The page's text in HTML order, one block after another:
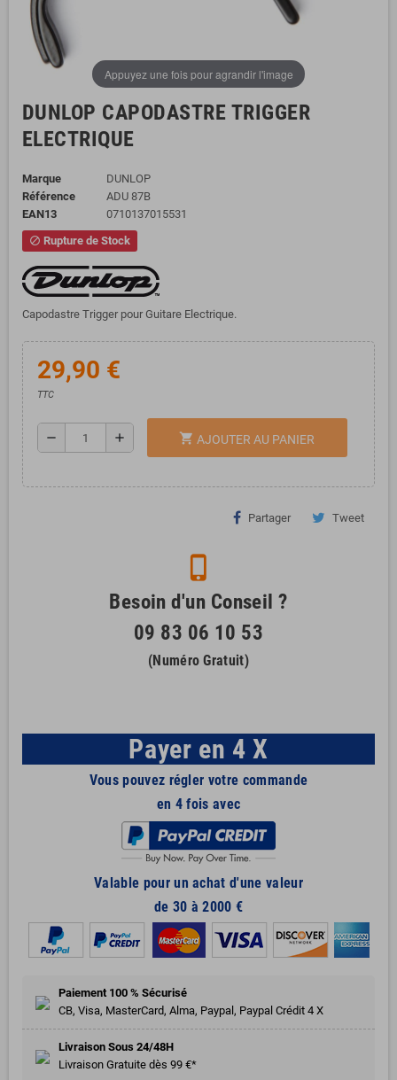
Appuyez une fois pour agrandir l'image
DUNLOP CAPODASTRE TRIGGER
ELECTRIQUE
Marque
DUNLOP
Référence
ADU 87B
EAN13
0710137015531
block Rupture de Stock
Capodastre Trigger pour Guitare Electrique.
29,90 €
TTC
remove add shopping_cart AJOUTER AU PANIER
Partager Tweet
phone_iphone
Besoin d'un Conseil ?
09 83 06 10 53
(Numéro Gratuit)
Payer en 4 X
Vous pouvez régler votre commande
en 4 fois avec
Valable pour un achat d'une valeur
de 30 à 2000 €
Paiement 100 % Sécurisé
CB, Visa, MasterCard, Alma, Paypal, Paypal Crédit 4 X
Livraison Sous 24/48H
Livraison Gratuite dès 99 €*